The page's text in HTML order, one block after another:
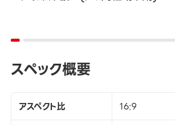
スペック概要
アスペクト比
16:9